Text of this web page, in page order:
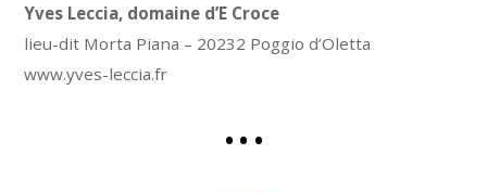
Yves Leccia, domaine d’E Croce
lieu-dit Morta Piana – 20232 Poggio d’Oletta
www.yves-leccia.fr
• • •